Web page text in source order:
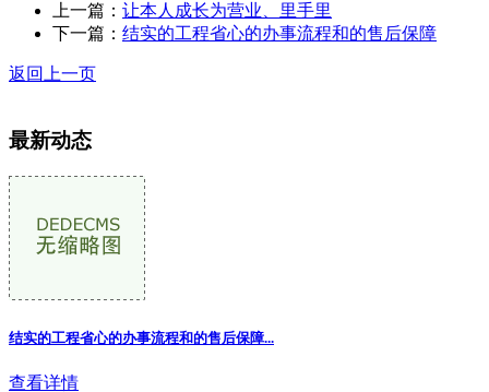
上一篇： 让本人成长为营业、里手里
下一篇： 结实的工程省心的办事流程和的售后保障
返回上一页
最新动态
结实的工程省心的办事流程和的售后保障...
查看详情